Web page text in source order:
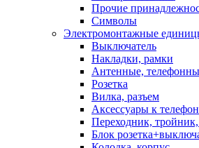
Прочие
Символы
Электромонтажные
Выключатель
Накладки, рамки
Антенные,
Розетка
Вилка, разъем
Аксессуары к
Переходник, тройник,
Блок